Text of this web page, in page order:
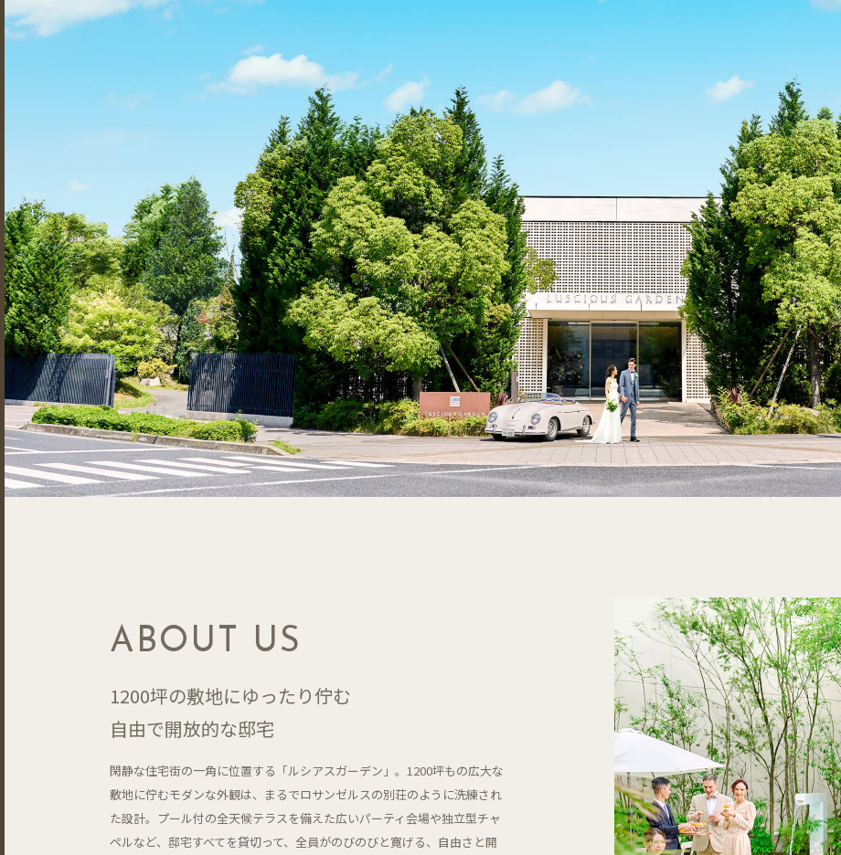
ABOUT US
1200坪の敷地にゆったり佇む
自由で開放的な邸宅
閑静な住宅街の一角に位置する「ルシアスガーデン」。1200坪もの広大な
敷地に佇むモダンな外観は、まるでロサンゼルスの別荘のように洗練され
た設計。プール付の全天候テラスを備えた広いパーティ会場や独立型チャ
ペルなど、邸宅すべてを貸切って、全員がのびのびと寛げる、自由さと開